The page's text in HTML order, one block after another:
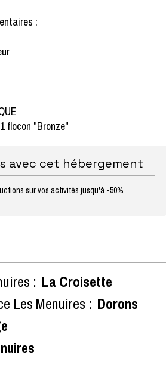
:
flocon "Bronze"
avec cet hébergement
sur vos activités jusqu'à -50%
: La Croisette
Les Menuires : Dorons